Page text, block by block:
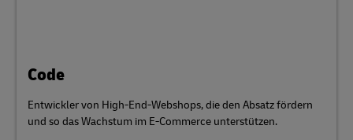
Code
Entwickler von High-End-Webshops, die den Absatz fördern
und so das Wachstum im E-Commerce unterstützen.